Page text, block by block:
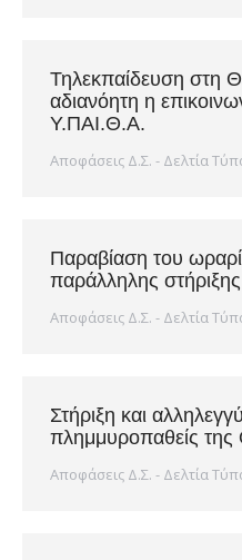
Τηλεκπαίδευση στη
αδιανόητη η
Υ.ΠΑΙ.Θ.Α.
Αποφάσεις Δ.Σ. - Δελτία
Παραβίαση του
παράλληλης στήριξης
Αποφάσεις Δ.Σ. - Δελτία
Στήριξη και
πλημμυροπαθείς της
Αποφάσεις Δ.Σ. - Δελτία